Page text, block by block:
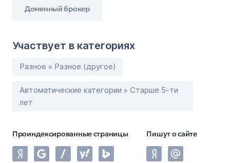
Доменный брокер
Участвует в категориях
Разное » Разное (другое)
Автоматические категории » Старше 5-ти
лет
Проиндексированные страницы Пишут о сайте